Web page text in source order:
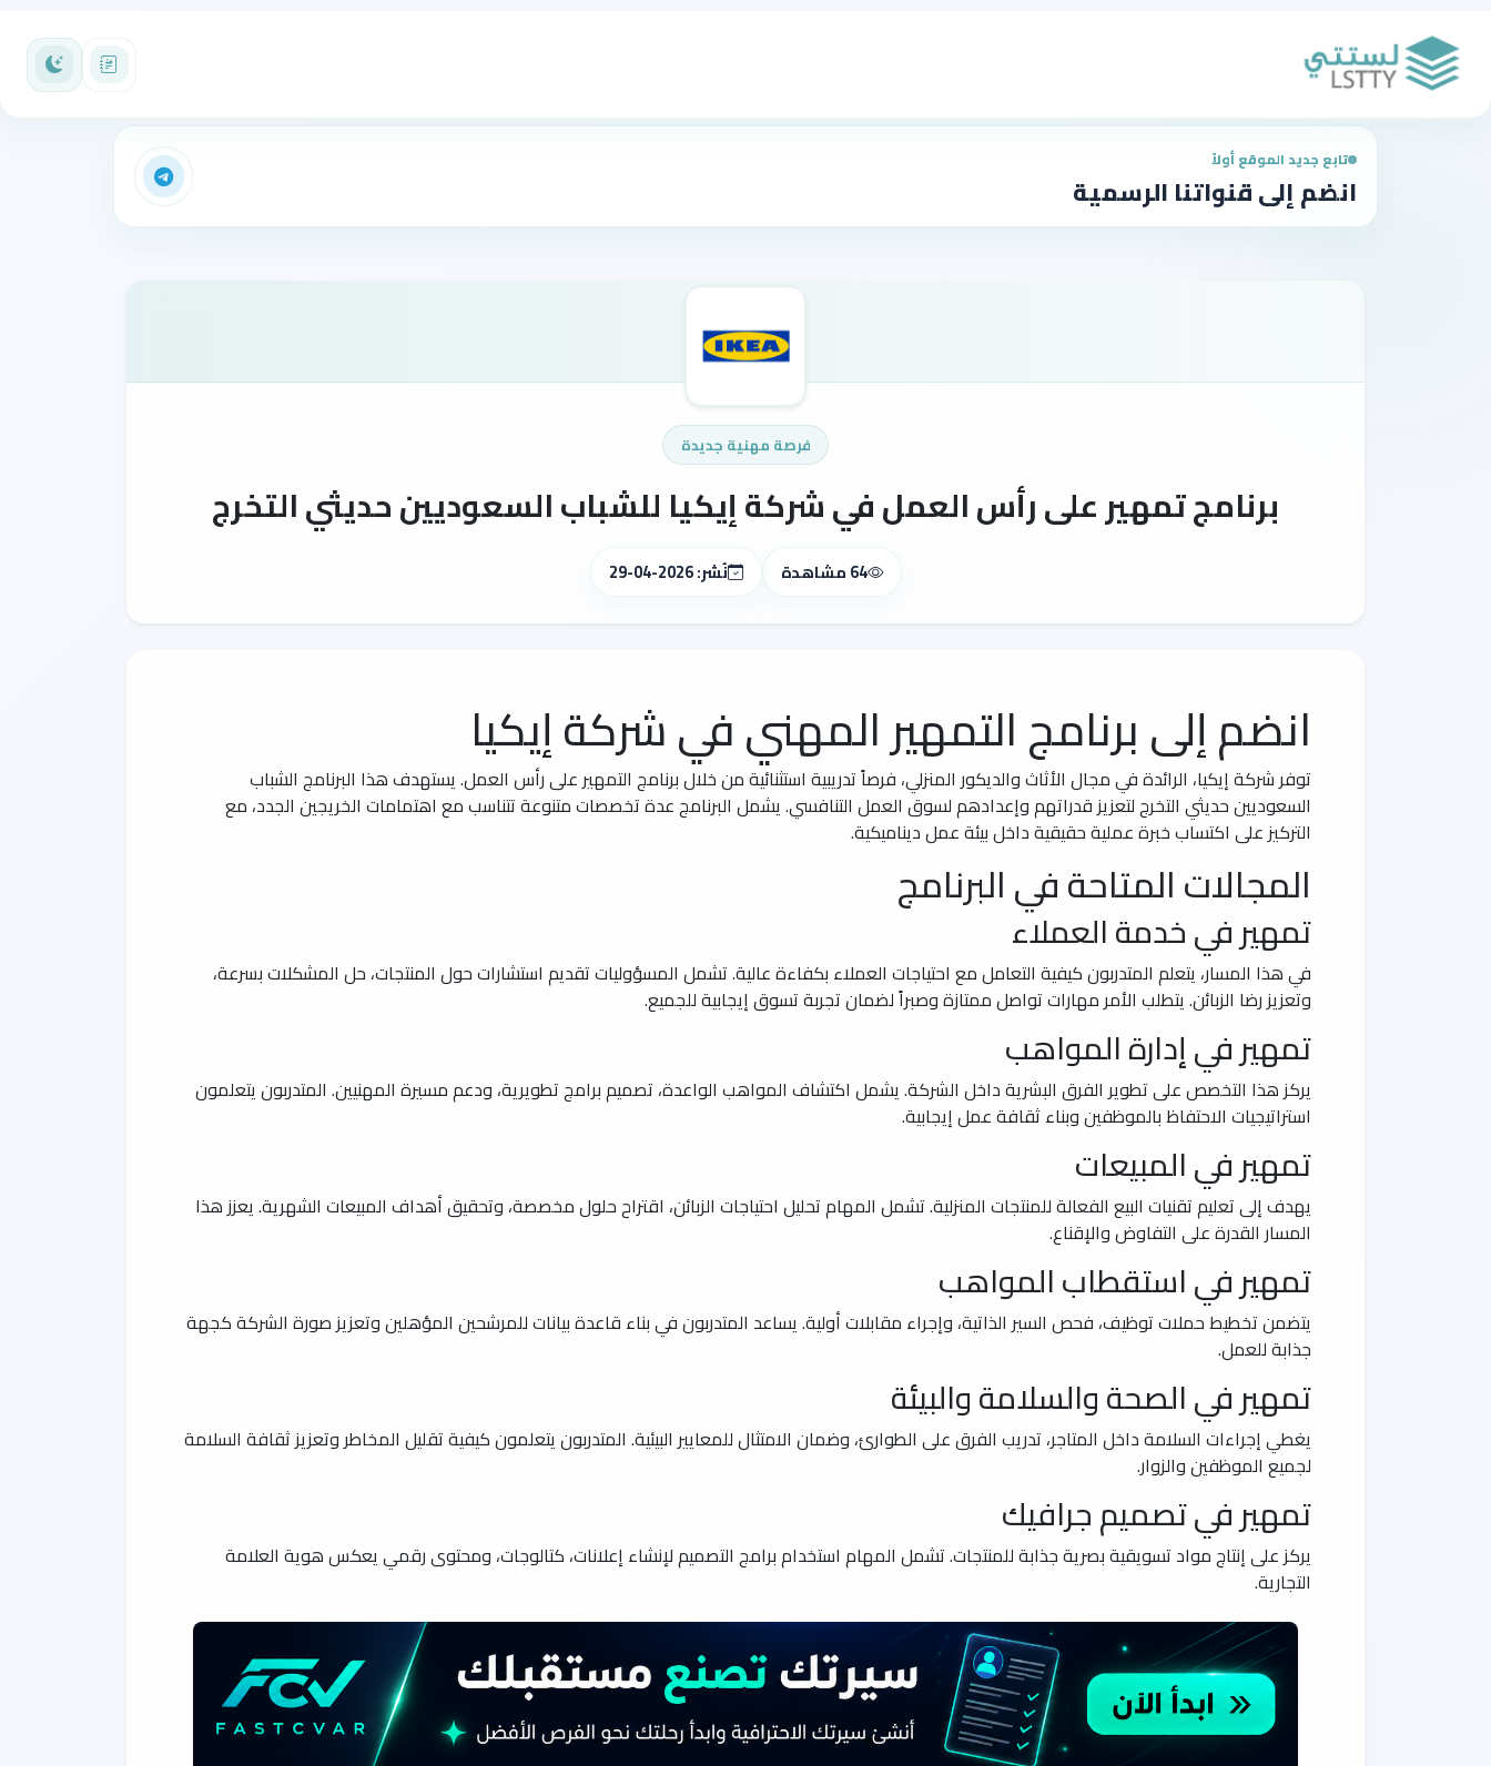
تابع جديد الموقع أولاً
انضم إلى قنواتنا الرسمية
فرصة مهنية جديدة
برنامج تمهير على رأس العمل في شركة إيكيا للشباب السعوديين حديثي التخرج
64 مشاهدة نُشر: 2026-04-29
انضم إلى برنامج التمهير المهني في شركة إيكيا
توفر شركة إيكيا، الرائدة في مجال الأثاث والديكور المنزلي، فرصاً تدريبية استثنائية من خلال برنامج التمهير على رأس العمل. يستهدف هذا البرنامج الشباب
السعوديين حديثي التخرج لتعزيز قدراتهم وإعدادهم لسوق العمل التنافسي. يشمل البرنامج عدة تخصصات متنوعة تتناسب مع اهتمامات الخريجين الجدد، مع
التركيز على اكتساب خبرة عملية حقيقية داخل بيئة عمل ديناميكية.
المجالات المتاحة في البرنامج
تمهير في خدمة العملاء
في هذا المسار، يتعلم المتدربون كيفية التعامل مع احتياجات العملاء بكفاءة عالية. تشمل المسؤوليات تقديم استشارات حول المنتجات، حل المشكلات بسرعة،
وتعزيز رضا الزبائن. يتطلب الأمر مهارات تواصل ممتازة وصبراً لضمان تجربة تسوق إيجابية للجميع.
تمهير في إدارة المواهب
يركز هذا التخصص على تطوير الفرق البشرية داخل الشركة. يشمل اكتشاف المواهب الواعدة، تصميم برامج تطويرية، ودعم مسيرة المهنيين. المتدربون يتعلمون
استراتيجيات الاحتفاظ بالموظفين وبناء ثقافة عمل إيجابية.
تمهير في المبيعات
يهدف إلى تعليم تقنيات البيع الفعالة للمنتجات المنزلية. تشمل المهام تحليل احتياجات الزبائن، اقتراح حلول مخصصة، وتحقيق أهداف المبيعات الشهرية. يعزز هذا
المسار القدرة على التفاوض والإقناع.
تمهير في استقطاب المواهب
يتضمن تخطيط حملات توظيف، فحص السير الذاتية، وإجراء مقابلات أولية. يساعد المتدربون في بناء قاعدة بيانات للمرشحين المؤهلين وتعزيز صورة الشركة كجهة
جذابة للعمل.
تمهير في الصحة والسلامة والبيئة
يغطي إجراءات السلامة داخل المتاجر، تدريب الفرق على الطوارئ، وضمان الامتثال للمعايير البيئية. المتدربون يتعلمون كيفية تقليل المخاطر وتعزيز ثقافة السلامة
لجميع الموظفين والزوار.
تمهير في تصميم جرافيك
يركز على إنتاج مواد تسويقية بصرية جذابة للمنتجات. تشمل المهام استخدام برامج التصميم لإنشاء إعلانات، كتالوجات، ومحتوى رقمي يعكس هوية العلامة
التجارية.